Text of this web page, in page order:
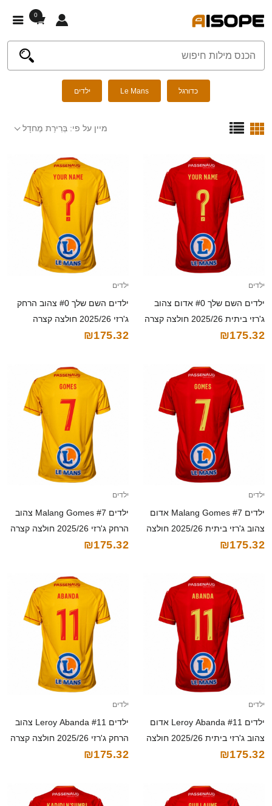
0
כדורגל Le Mans ילדים
מיין על פי: בְּרִירַת מֶחדָל
ילדים
ילדים השם שלך #0 אדום צהוב
ג'רזי ביתית 2025/26 חולצה קצרה
₪175.32
ילדים
ילדים השם שלך #0 צהוב הרחק
ג'רזי 2025/26 חולצה קצרה
₪175.32
ילדים
ילדים Malang Gomes #7 אדום
צהוב ג'רזי ביתית 2025/26 חולצה
קצרה
₪175.32
ילדים
ילדים Malang Gomes #7 צהוב
הרחק ג'רזי 2025/26 חולצה קצרה
₪175.32
ילדים
ילדים Leroy Abanda #11 אדום
צהוב ג'רזי ביתית 2025/26 חולצה
קצרה
₪175.32
ילדים
ילדים Leroy Abanda #11 צהוב
הרחק ג'רזי 2025/26 חולצה קצרה
₪175.32